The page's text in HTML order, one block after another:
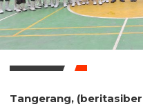
Tangerang,